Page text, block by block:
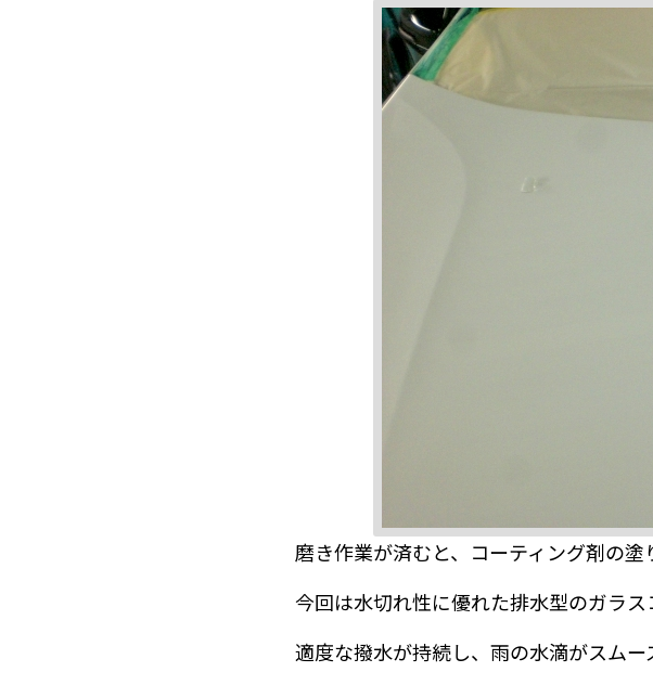
磨き作業が済むと、コーティング剤の塗
今回は水切れ性に優れた排水型のガラス
適度な撥水が持続し、雨の水滴がスムー